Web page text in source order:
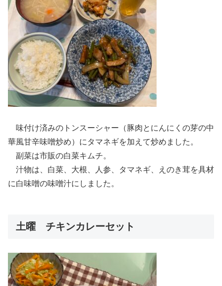
味付け済みのトンスーシャー（豚肉とにんにくの芽の中
華風甘辛味噌炒め）にタマネギを加えて炒めました。
副菜は市販の白菜キムチ。
汁物は、白菜、大根、人参、タマネギ、えのき茸を具材
に白味噌の味噌汁にしました。
土曜 チキンカレーセット